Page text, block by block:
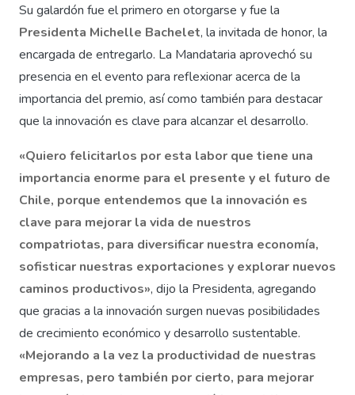
Su galardón fue el primero en otorgarse y fue la
Presidenta Michelle Bachelet, la invitada de honor, la
encargada de entregarlo. La Mandataria aprovechó su
presencia en el evento para reflexionar acerca de la
importancia del premio, así como también para destacar
que la innovación es clave para alcanzar el desarrollo.
«Quiero felicitarlos por esta labor que tiene una
importancia enorme para el presente y el futuro de
Chile, porque entendemos que la innovación es
clave para mejorar la vida de nuestros
compatriotas, para diversificar nuestra economía,
sofisticar nuestras exportaciones y explorar nuevos
caminos productivos», dijo la Presidenta, agregando
que gracias a la innovación surgen nuevas posibilidades
de crecimiento económico y desarrollo sustentable.
«Mejorando a la vez la productividad de nuestras
empresas, pero también por cierto, para mejorar